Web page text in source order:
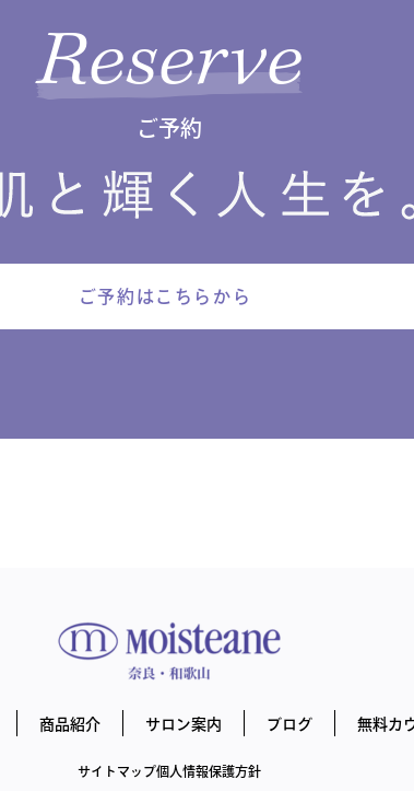
Reserve
ご予約
ご予約はこちらから
商品紹介 サロン案内 ブログ 無料カ
サイトマップ個人情報保護方針